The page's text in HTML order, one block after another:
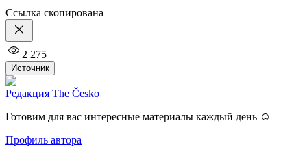
Ссылка скопирована
2 275
Источник
Редакция The Česko
Готовим для вас интересные материалы каждый день ☺️
Профиль автора